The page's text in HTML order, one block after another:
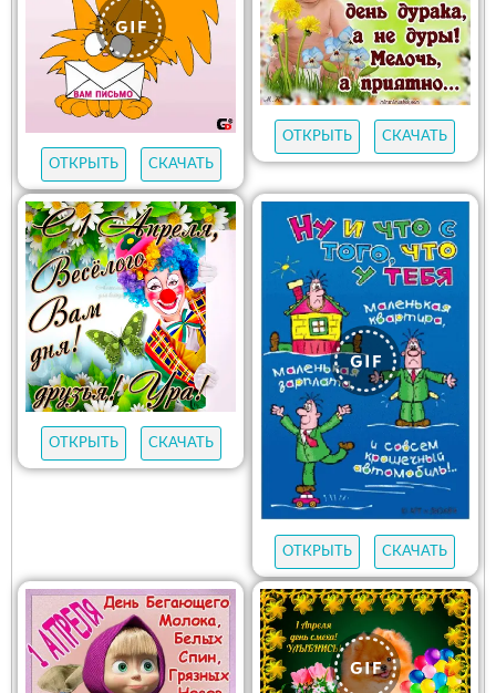
ОТКРЫТЬ СКАЧАТЬ
ОТКРЫТЬ СКАЧАТЬ
ОТКРЫТЬ СКАЧАТЬ
ОТКРЫТЬ СКАЧАТЬ